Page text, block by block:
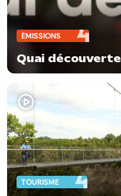
ÉMISSIONS
Quai découverte
TOURISME